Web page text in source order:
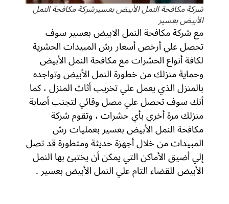
شركة مكافحة النمل الأبيض بعسيرشركة مكافحة النمل
الأبيض بعسير
مع شركة مكافحة النمل الابيض بعسير سوف
تحصل علي أرخص أسعار رش المبيدات الحشرية
لكافة أنواع الحشرات مع مكافحة النمل الأبيض
وحماية منزلك من خطورة النمل الأبيض وتواجده
بالمنزل الذي يعمل علي تخريب أثاث المنزل ، كما
أنك سوف تحصل علي مصل وقائي لتجنب أصابة
منزلك مرة أخري بأي حشرات ، وتقوم شركة
مكافحة النمل الأبيض بعسير بعمليات رش
المبيدات من خلال أجهزة حديثة ومتطورة قد تصل
إلي أضيق الأماكن التي يمكن أن يختبئ بها النمل
الأبيض للقضاء التام علي النمل الأبيض بعسير .